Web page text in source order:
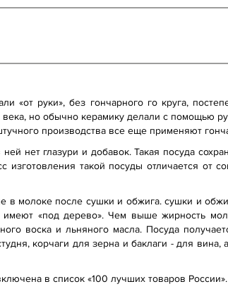
«от руки», без гончарного го круга,
но обычно керамику делали с помощью
производства все еще применяют
нет глазури и добавок. Такая посуда
такой посуды отличается от
в молоке после сушки и обжига. сушки и
«под дерево». Чем выше жирность
воска и льняного масла. Посуда
корчаги для зерна и баклаги - для вина,
в список «100 лучших товаров России».